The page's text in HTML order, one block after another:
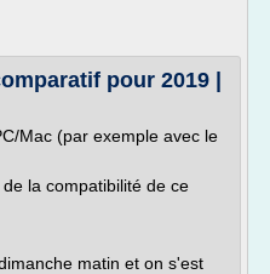
pour 2019 |
Mac (par exemple avec le
la compatibilité de ce
matin et on s'est